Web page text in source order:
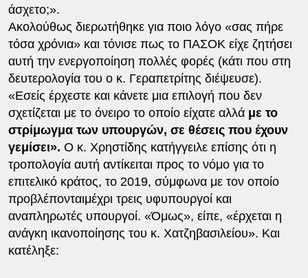
άσχετο;».
Ακολούθως διερωτήθηκε για ποιο λόγο «σας πήρε
τόσα χρόνια» και τόνισε πως το ΠΑΣΟΚ είχε ζητήσει
αυτή την ενεργοποίηση πολλές φορές (κάτι που στη
δευτερολογία του ο κ. Γεραπετρίτης διέψευσε).
«Εσείς έρχεστε και κάνετε μια επιλογή που δεν
σχετίζεται με το όνειρο το οποίο είχατε αλλά με το
στρίμωγμα των υπουργών, σε θέσεις που έχουν
γεμίσει». Ο κ. Χρηστίδης κατήγγειλε επίσης ότι η
τροπολογία αυτή αντίκειται προς το νόμο για το
επιτελικό κράτος, το 2019, σύμφωνα με τον οποίο
προβλέπονταιμέχρι τρεις υφυπουργοί και
αναπληρωτές υπουργοί. «Όμως», είπε, «έρχεται η
ανάγκη ικανοποίησης του κ. Χατζηβασιλείου». Και
κατέληξε: